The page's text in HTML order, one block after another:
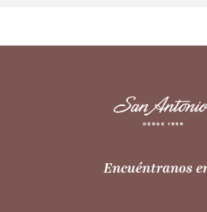
Encuéntranos